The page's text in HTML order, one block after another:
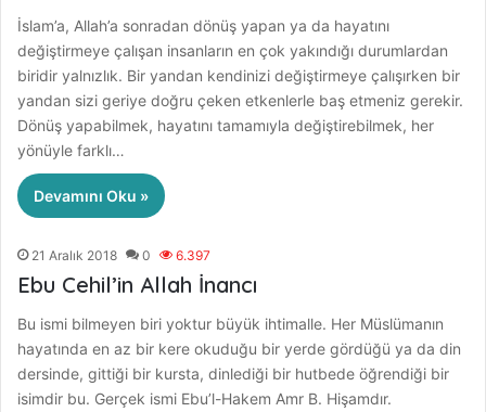
İslam’a, Allah’a sonradan dönüş yapan ya da hayatını
değiştirmeye çalışan insanların en çok yakındığı durumlardan
biridir yalnızlık. Bir yandan kendinizi değiştirmeye çalışırken bir
yandan sizi geriye doğru çeken etkenlerle baş etmeniz gerekir.
Dönüş yapabilmek, hayatını tamamıyla değiştirebilmek, her
yönüyle farklı…
Devamını Oku »
21 Aralık 2018 0 6.397
Ebu Cehil’in Allah İnancı
Bu ismi bilmeyen biri yoktur büyük ihtimalle. Her Müslümanın
hayatında en az bir kere okuduğu bir yerde gördüğü ya da din
dersinde, gittiği bir kursta, dinlediği bir hutbede öğrendiği bir
isimdir bu. Gerçek ismi Ebu’l-Hakem Amr B. Hişamdır.